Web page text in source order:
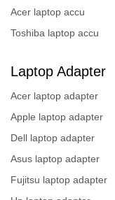
Acer laptop accu
Toshiba laptop accu
Laptop Adapter
Acer laptop adapter
Apple laptop adapter
Dell laptop adapter
Asus laptop adapter
Fujitsu laptop adapter